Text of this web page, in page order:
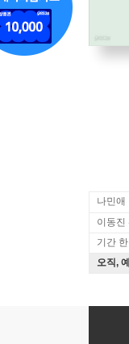
나민애
이동진
기간
오직,
나이